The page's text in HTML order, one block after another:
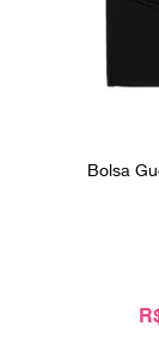
Bolsa